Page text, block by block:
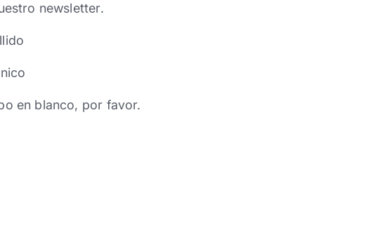
newsletter.
en blanco, por favor.